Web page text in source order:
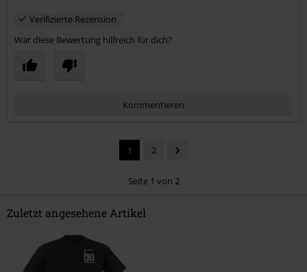
Verifizierte Rezension
War diese Bewertung hilfreich für dich?
Kommentieren
Kommentar jetzt abschicken!
1 2
Seite 1 von 2
Zuletzt angesehene Artikel